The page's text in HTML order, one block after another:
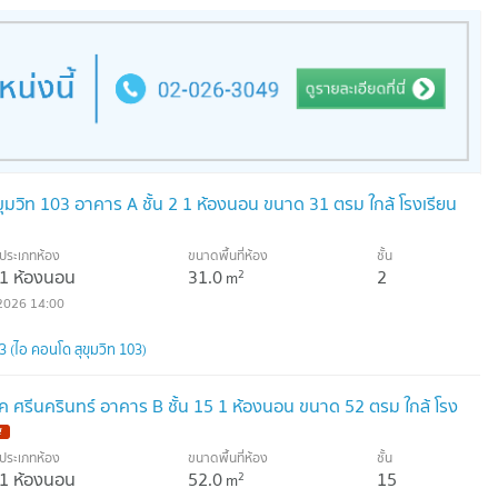
วิท 103 อาคาร A ชั้น 2 1 ห้องนอน ขนาด 31 ตรม ใกล้ โรงเรียน
ประเภทห้อง
1 ห้องนอน
ขนาดพื้นที่ห้อง
31.0m2
ชั้น
2
14:00
(ไอ คอนโด สุขุมวิท 103)
ศรีนครินทร์ อาคาร B ชั้น 15 1 ห้องนอน ขนาด 52 ตรม ใกล้ โรง
ประเภทห้อง
1 ห้องนอน
ขนาดพื้นที่ห้อง
52.0m2
ชั้น
15